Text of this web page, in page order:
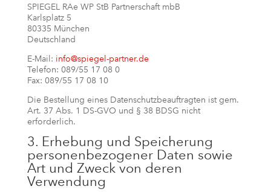
SPIEGEL RAe WP StB Partnerschaft mbB
Karlsplatz 5
80335 München
Deutschland
E-Mail: info@spiegel-partner.de
Telefon: 089/55 17 08 0
Fax: 089/55 17 08 10
Die Bestellung eines Datenschutzbeauftragten ist gem.
Art. 37 Abs. 1 DS-GVO und § 38 BDSG nicht
erforderlich.
3. Erhebung und Speicherung
personenbezogener Daten sowie
Art und Zweck von deren
Verwendung